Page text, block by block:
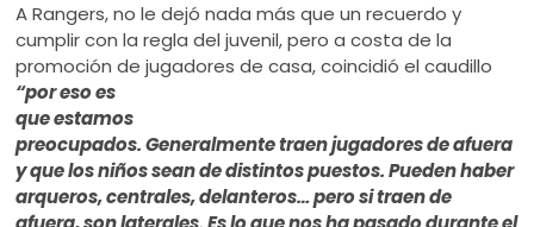
A Rangers, no le dejó nada más que un recuerdo y
cumplir con la regla del juvenil, pero a costa de la
promoción de jugadores de casa, coincidió elcaudillo
“por eso es
que estamos
preocupados. Generalmente traen jugadores de afuera
y que los niños sean de distintos puestos. Pueden haber
arqueros, centrales, delanteros… pero si traen de